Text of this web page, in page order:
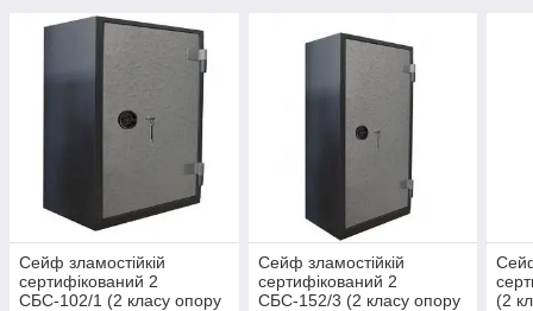
Сейф зламостійкій
сертифікований 2
СБС-102/1 (2 класу опору
Сейф зламостійкій
сертифікований 2
СБС-152/3 (2 класу опору
(2